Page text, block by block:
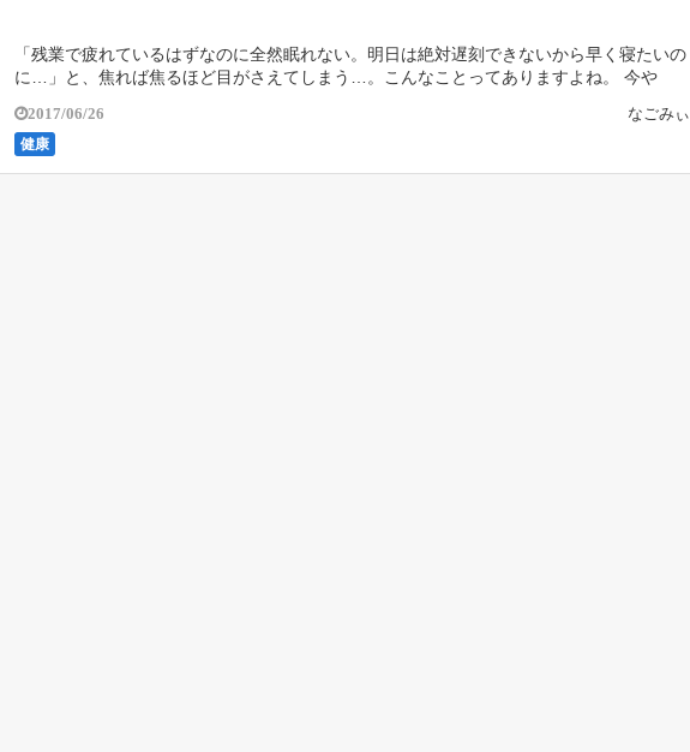
「残業で疲れているはずなのに全然眠れない。明日は絶対遅刻できないから早く寝たいの
に…」と、焦れば焦るほど目がさえてしまう…。こんなことってありますよね。 今や
2017/06/26
健康
なごみぃ